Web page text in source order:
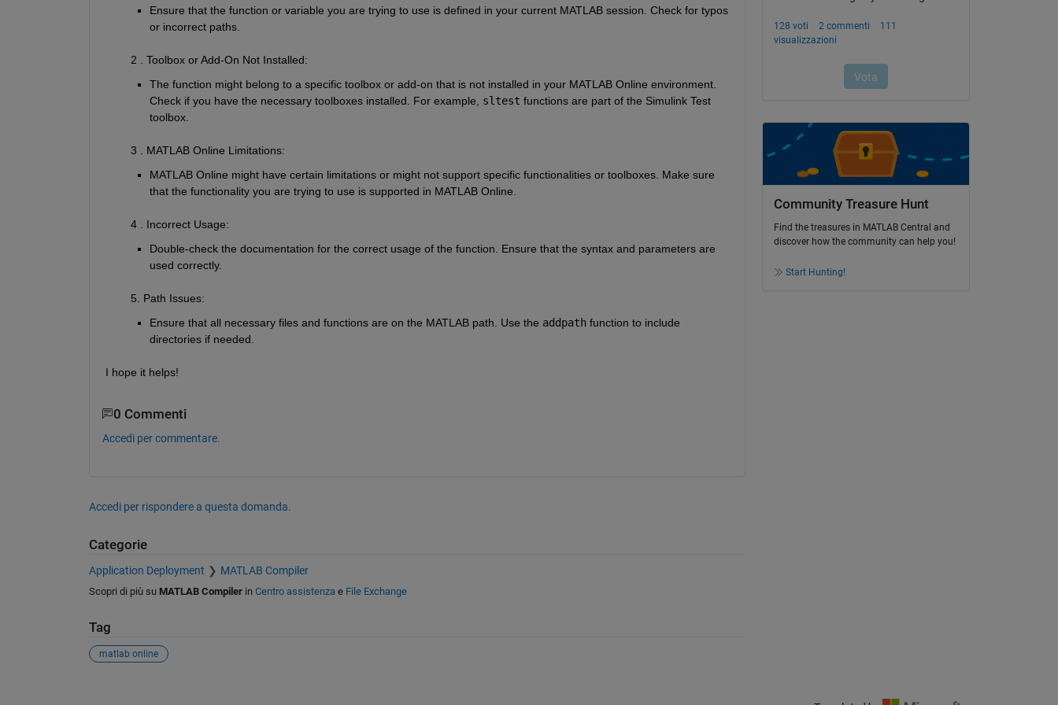
Ensure that the function or variable you are trying to use is defined in your current MATLAB session. Check for typos
or incorrect paths.
        2 . Toolbox or Add-On Not Installed
:
The function might belong to a specific toolbox or add-on that is not installed in your MATLAB Online environment.
Check if you have the necessary toolboxes installed. For example, sltest functions are part of the Simulink Test
toolbox.
        3 . MATLAB Online Limitations
:
MATLAB Online might have certain limitations or might not support specific functionalities or toolboxes. Make sure
that the functionality you are trying to use is supported in MATLAB Online.
        4 . Incorrect Usage
:
Double-check the documentation for the correct usage of the function. Ensure that the syntax and parameters are
used correctly.
        5. Path Issues
:
Ensure that all necessary files and functions are on the MATLAB path. Use the addpath function to include
directories if needed.
I hope it helps!
0 Commenti
Accedi per commentare.
Accedi per rispondere a questa domanda.
Categorie
Application Deployment MATLAB Compiler
Scopri di più su MATLAB Compilerin Centro assistenza e File Exchange
Tag
matlab online
Community Treasure Hunt
Find the treasures in MATLAB Central and
discover how the community can help you!
Start Hunting!